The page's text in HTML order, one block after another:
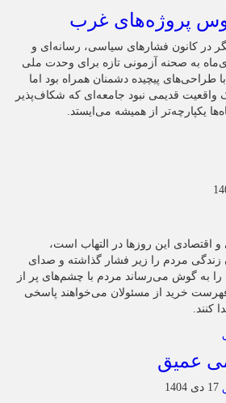
پروژه‌های غرب
در کانون فشارهای سیاسی، رسانه‌ای و
به صحنه آزمونی تازه برای وحدت ملی
طراحی‌های پیچیده دشمنان همراه بود اما
واقعیت قدیمی نبود جامعه‌ای که شکاف‌پذیر
یکپارچه‌تر از همیشه می‌ایستد.
و اقتصادی این روزها در التهاب است،
زندگی مردم را زیر فشار گذاشته و صدای
را به گوش می‌رساند مردم با چشم‌های پر از
خرید از مسئولان می‌خواهند پاسخی
کنند.
عمیق
17 دی 1404